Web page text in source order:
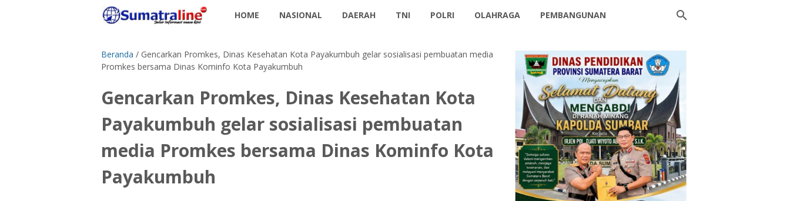
HOME NASIONAL DAERAH TNI POLRI OLAHRAGA PEMBANGUNAN
Beranda / Gencarkan Promkes, Dinas Kesehatan Kota Payakumbuh gelar sosialisasi pembuatan media
Promkes bersama Dinas Kominfo Kota Payakumbuh
Gencarkan Promkes, Dinas Kesehatan Kota
Payakumbuh gelar sosialisasi pembuatan
media Promkes bersama Dinas Kominfo Kota
Payakumbuh